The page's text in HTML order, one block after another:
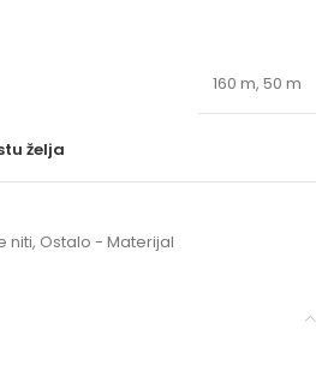
160 m, 50 m
želja
niti, Ostalo - Materijal